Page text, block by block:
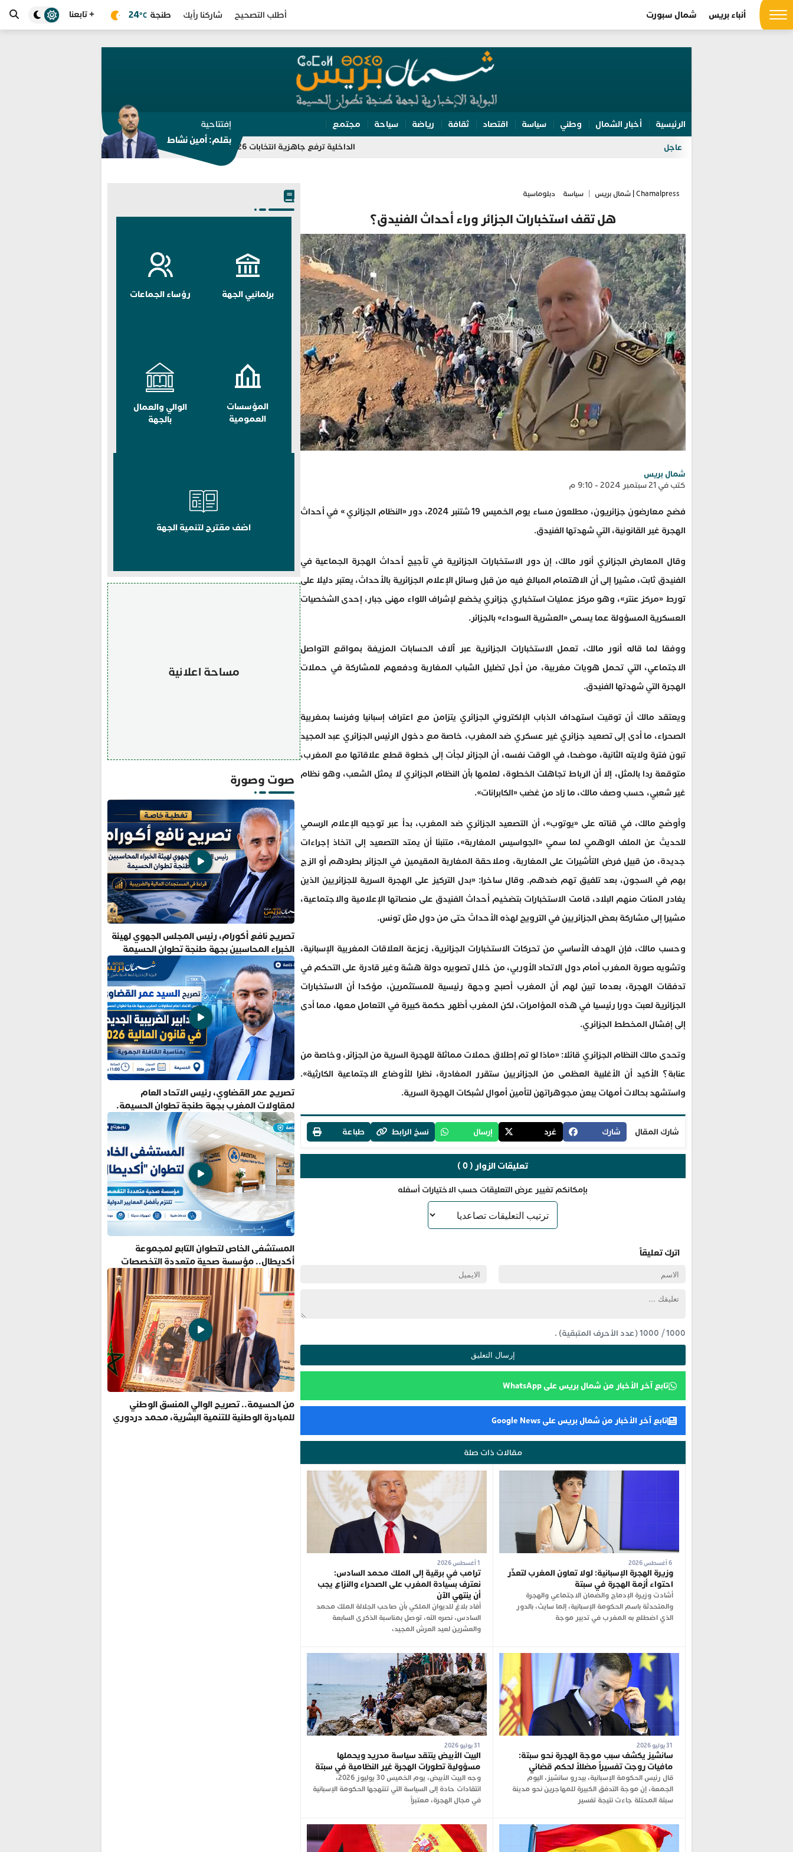
أنباء بريس شمال سبورت أطلب التصحيح شاركنا رأيك طنجة 24 °C + تابعنا
الرئيسية أخبار الشمال وطني سياسة اقتصاد ثقافة رياضة سياحة مجتمع
عاجل الداخلية ترفع جاهزية انتخابات 2026.. تفتيش مراكز الاقتراع وتعبئة 350 ألف مؤطر
إفتتاحية
بقلم: أمين نشاط
Chamalpress | شمال بريس سياسة دبلوماسية
هل تقف استخبارات الجزائر وراء أحداث الفنيدق؟
شمال بريس
كتب في 21 سبتمبر 2024 - 9:10 م
فضح معارضون جزائريون، مطلعون مساء يوم الخميس 19 شتنبر 2024، دور «النظام الجزائري » في أحداث
الهجرة غير القانونية، التي شهدتها الفنيدق.
وقال المعارض الجزائري أنور مالك، إن دور الاستخبارات الجزائرية في تأجيج أحداث الهجرة الجماعية في
الفنيدق ثابت، مشيرا إلى أن الاهتمام المبالغ فيه من قبل وسائل الإعلام الجزائرية بالأحداث، يعتبر دليلا على
تورط «مركز عنتر»، وهو مركز عمليات استخباري جزائري يخضع لإشراف اللواء مهنى جبار، إحدى الشخصيات
العسكرية المسؤولة عما يسمى «العشرية السوداء» بالجزائر.
ووفقا لما قاله أنور مالك، تعمل الاستخبارات الجزائرية عبر آلاف الحسابات المزيفة بمواقع التواصل
الاجتماعي، التي تحمل هويات مغربية، من أجل تضليل الشباب المغاربة ودفعهم للمشاركة في حملات
الهجرة التي شهدتها الفنيدق.
ويعتقد مالك أن توقيت استهداف الذباب الإلكتروني الجزائري يتزامن مع اعتراف إسبانيا وفرنسا بمغربية
الصحراء، ما أدى إلى تصعيد جزائري غير عسكري ضد المغرب، خاصة مع دخول الرئيس الجزائري عبد المجيد
تبون فترة ولايته الثانية، موضحا، في الوقت نفسه، أن الجزائر لجأت إلى خطوة قطع علاقاتها مع المغرب،
متوقعة ردا بالمثل، إلا أن الرباط تجاهلت الخطوة، لعلمها بأن النظام الجزائري لا يمثل الشعب، وهو نظام
غير شعبي، حسب وصف مالك، ما زاد من غضب «الكابرانات».
وأوضح مالك، في قناته على «يوتوب»، أن التصعيد الجزائري ضد المغرب، بدأ عبر توجيه الإعلام الرسمي
للحديث عن الملف الوهمي لما سمي «الجواسيس المغاربة»، متنبئا أن يمتد التصعيد إلى اتخاذ إجراءات
جديدة، من قبيل فرض التأشيرات على المغاربة، وملاحقة المغاربة المقيمين في الجزائر بطردهم أو الزج
بهم في السجون، بعد تلفيق تهم ضدهم. وقال ساخرا: «بدل التركيز على الهجرة السرية للجزائريين الذين
يغادر المئات منهم البلاد، قامت الاستخبارات بتضخيم أحداث الفنيدق على منصاتها الإعلامية والاجتماعية،
مشيرا إلى مشاركة بعض الجزائريين في الترويج لهذه الأحداث حتى من دول مثل تونس.
وحسب مالك، فإن الهدف الأساسي من تحركات الاستخبارات الجزائرية، زعزعة العلاقات المغربية الإسبانية،
وتشويه صورة المغرب أمام دول الاتحاد الأوربي، من خلال تصويره دولة هشة وغير قادرة على التحكم في
تدفقات الهجرة، بعدما تبين لهم أن المغرب أصبح وجهة رئيسية للمستثمرين، مؤكدا أن الاستخبارات
الجزائرية لعبت دورا رئيسيا في هذه المؤامرات، لكن المغرب أظهر حكمة كبيرة في التعامل معها، مما أدى
إلى إفشال المخطط الجزائري.
وتحدى مالك النظام الجزائري قائلا: «ماذا لو تم إطلاق حملات مماثلة للهجرة السرية من الجزائر، وخاصة من
عنابة؟ الأكيد أن الأغلبية العظمى من الجزائريين ستقرر المغادرة، نظرا للأوضاع الاجتماعية الكارثية».
واستشهد بحالات أمهات يبعن مجوهراتهن لتأمين أموال لشبكات الهجرة السرية.
شارك المقال شارك غرد إرسال نسخ الرابط طباعة
تعليقات الزوار ( 0 )
بإمكانكم تغيير عرض التعليقات حسب الاختيارات أسفله
اترك تعليقاً
1000
/
1000(عدد الأحرف المتبقية) .
تابع آخر الأخبار من شمال بريس على WhatsApp
تابع آخر الأخبار من شمال بريس على Google News
مقالات ذات صلة
وزيرة الهجرة الإسبانية: لولا تعاون المغرب لتعذّر
احتواء أزمة الهجرة في سبتة
أشادت وزيرة الإدماج والضمان الاجتماعي والهجرة
والمتحدثة باسم الحكومة الإسبانية، إلما سايث، بالدور
الذي اضطلع به المغرب في تدبير موجة
1 أغسطس 2026
ترامب في برقية إلى الملك محمد السادس:
نعترف بسيادة المغرب على الصحراء والنزاع يجب
أن ينتهي الآن
أفاد بلاغ للديوان الملكي بأن صاحب الجلالة الملك محمد
السادس، نصره الله، توصل بمناسبة الذكرى السابعة
والعشرين لعيد العرش المجيد،
سانشيز يكشف سبب موجة الهجرة نحو سبتة:
مافيات روجت تفسيراً مضللاً لحكم قضائي
قال رئيس الحكومة الإسبانية، بيدرو سانشيز، اليوم
الجمعة، إن موجة التدفق الكبيرة للمهاجرين نحو مدينة
سبتة المحتلة جاءت نتيجة تفسير
31 يوليو 2026
البيت الأبيض ينتقد سياسة مدريد ويحملها
مسؤولية تطورات الهجرة غير النظامية في سبتة
وجه البيت الأبيض، يوم الخميس 30 يوليوز 2026،
انتقادات حادة إلى السياسة التي تنتهجها الحكومة الإسبانية
في مجال الهجرة، معتبراً
برلمانيي الجهة رؤساء الجماعات
المؤسسات
العمومية
الوالي والعمال
بالجهة
اضف مقترح لتنمية الجهة
مساحة اعلانية
صوت وصورة
تصريح نافع أكورام، رئيس المجلس الجهوي لهيئة
الخبراء المحاسبين بجهة طنجة تطوان الحسيمة
تصريح عمر القضاوي، رئيس الاتحاد العام
لمقاولات المغرب بجهة طنجة تطوان الحسيمة.
المستشفى الخاص لتطوان التابع لمجموعة
أكديطال.. مؤسسة صحية متعددة التخصصات
تلتزم بأفضل المعايير الدولية
من الحسيمة.. تصريح الوالي المنسق الوطني
للمبادرة الوطنية للتنمية البشرية، محمد دردوري